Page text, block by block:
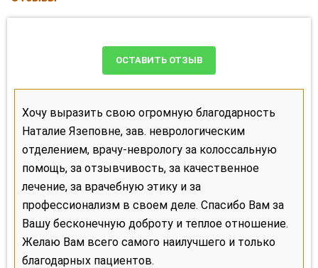
ОСТАВИТЬ ОТЗЫВ
Хочу выразить свою огромную благодарность
Наталие Язеповне, зав. неврологическим
отделением, врачу-неврологу за колоссальную
помощь, за отзывчивость, за качественное
лечение, за врачебную этику и за
профессионализм в своем деле. Спасибо Вам за
Вашу бесконечную доброту и теплое отношение.
Желаю Вам всего самого наилучшего и только
благодарных пациентов.